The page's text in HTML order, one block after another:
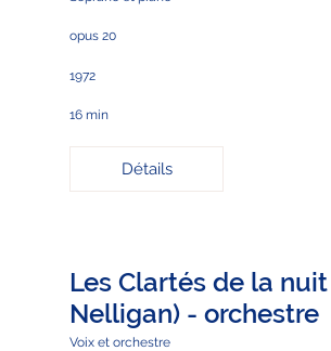
opus 20
1972
16 min
Détails
Les Clartés de la
Nelligan) - orchestre
Voix et orchestre